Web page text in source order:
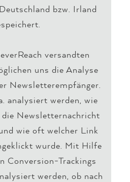
bzw. Irland
versandten
uns die Analyse
Newsletterempfänger.
analysiert werden, wie
Newsletternachricht
wie oft welcher Link
wurde. Mit Hilfe
Conversion-Trackings
werden, ob nach